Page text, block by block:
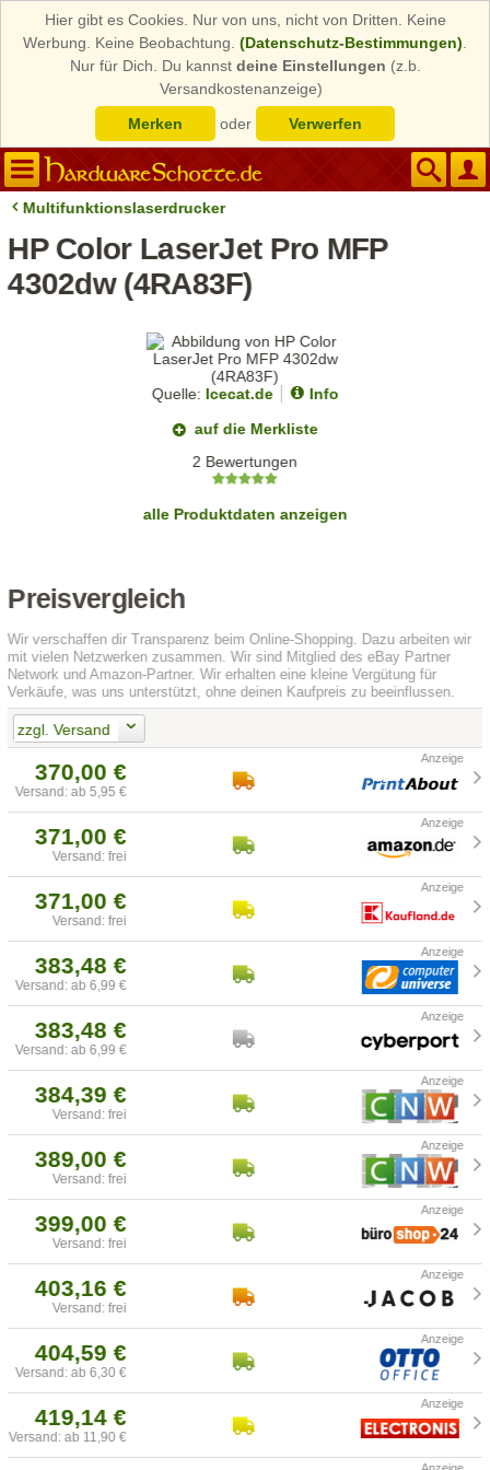
Hier gibt es Cookies. Nur von uns, nicht von Dritten. Keine
Werbung. Keine Beobachtung. (Datenschutz-Bestimmungen)
Nur für Dich. Du kannst deine Einstellungen (z.b.
Versandkostenanzeige)
Merken
oder Verwerfen
Multifunktionslaserdrucker
HP Color LaserJet Pro MFP
4302dw (4RA83F)
Quelle: Icecat.de
Info
auf die Merkliste
2 Bewertungen
alle Produktdaten anzeigen
Preisvergleich
Wir verschaffen dir Transparenz beim Online-Shopping. Dazu arbeiten wir
mit vielen Netzwerken zusammen. Wir sind Mitglied des eBay Partner
Network und Amazon-Partner. Wir erhalten eine kleine Vergütung für
Verkäufe, was uns unterstützt, ohne deinen Kaufpreis zu beeinflussen.
zzgl. Versand
370,00 €
Versand: ab 5,95 €
371,00 €
Versand: frei
371,00 €
Versand: frei
383,48 €
Versand: ab 6,99 €
383,48 €
Versand: ab 6,99 €
384,39 €
Versand: frei
389,00 €
Versand: frei
399,00 €
Versand: frei
403,16 €
Versand: frei
404,59 €
Versand: ab 6,30 €
419,14 €
Versand: ab 11,90 €